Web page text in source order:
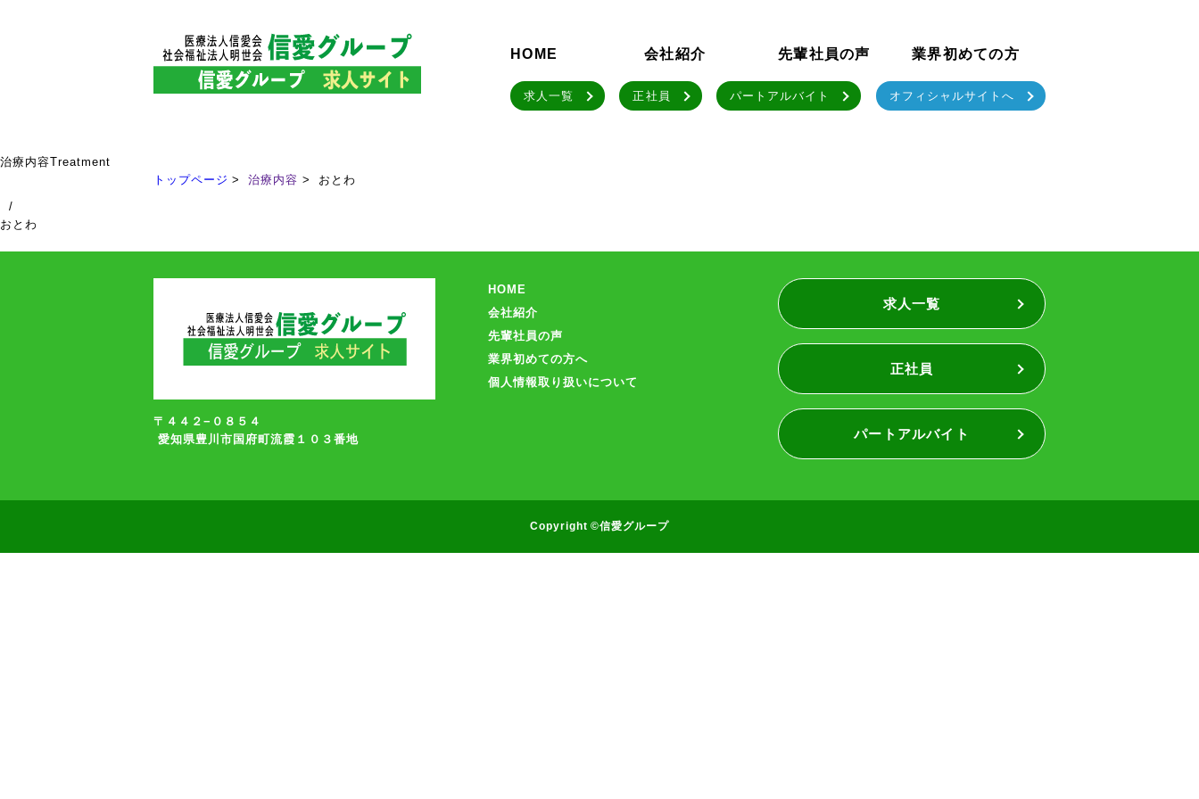
HOME 会社紹介 先輩社員の声 業界初めての方
求人一覧 正社員 パートアルバイト オフィシャルサイトへ
治療内容Treatment
トップページ
治療内容
おとわ
/
おとわ
〒４４２−０８５４
愛知県豊川市国府町流霞１０３番地
HOME
会社紹介
先輩社員の声
業界初めての方へ
個人情報取り扱いについて
求人一覧
正社員
パートアルバイト
Copyright ©信愛グループ